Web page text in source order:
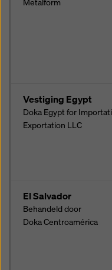
Vestiging Egypt
Doka Egypt for
Exportation LLC
El Salvador
Behandeld door
Doka Centroamérica